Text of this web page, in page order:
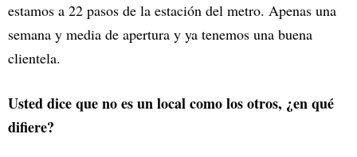
estamos a 22 pasos de la estación del metro. Apenas una
semana y media de apertura y ya tenemos una buena
clientela.
Usted dice que no es un local como los otros, ¿en qué
difiere?